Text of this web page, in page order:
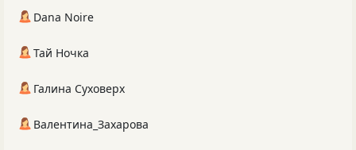
Dana Noire
Тай Ночка
Галина Суховерх
Валентина_Захарова